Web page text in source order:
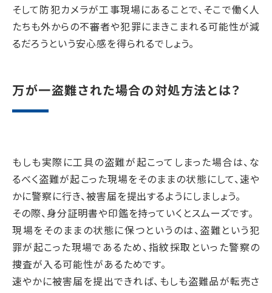
そして防犯カメラが工事現場にあることで、そこで働く人
たちも外からの不審者や犯罪にまきこまれる可能性が減
るだろうという安心感を得られるでしょう。
万が一盗難された場合の対処方法とは？
もしも実際に工具の盗難が起こってしまった場合は、な
るべく盗難が起こった現場をそのままの状態にして、速や
かに警察に行き、被害届を提出するようにしましょう。
その際、身分証明書や印鑑を持っていくとスムーズです。
現場をそのままの状態に保つというのは、盗難という犯
罪が起こった現場であるため、指紋採取といった警察の
捜査が入る可能性があるためです。
速やかに被害届を提出できれば、もしも盗難品が転売さ